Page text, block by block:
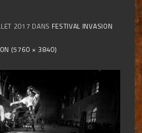
2017 DANS FESTIVAL INVASION
(5760 × 3840)